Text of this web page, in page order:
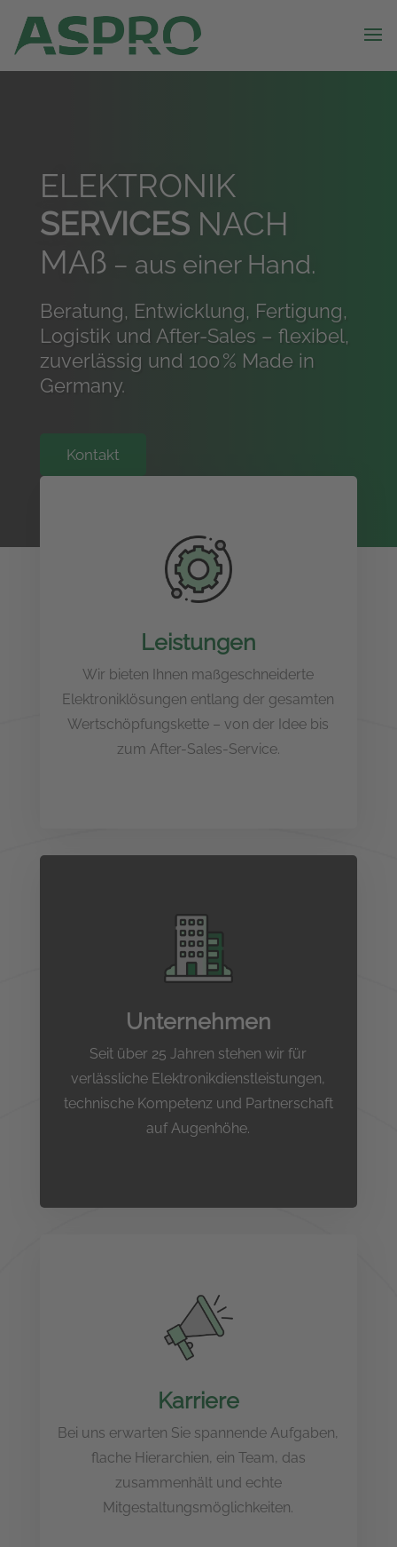
ELEKTRONIK
SERVICES NACH
MAß – aus einer Hand.
Beratung, Entwicklung, Fertigung,
Logistik und After-Sales – flexibel,
zuverlässig und 100 % Made in
Germany.
Kontakt
Leistungen
Wir bieten Ihnen maßgeschneiderte
Elektroniklösungen entlang der gesamten
Wertschöpfungskette – von der Idee bis
zum After-Sales-Service.
Unternehmen
Seit über 25 Jahren stehen wir für
verlässliche Elektronikdienstleistungen,
technische Kompetenz und Partnerschaft
auf Augenhöhe.
Karriere
Bei uns erwarten Sie spannende Aufgaben,
flache Hierarchien, ein Team, das
zusammenhält und echte
Mitgestaltungsmöglichkeiten.